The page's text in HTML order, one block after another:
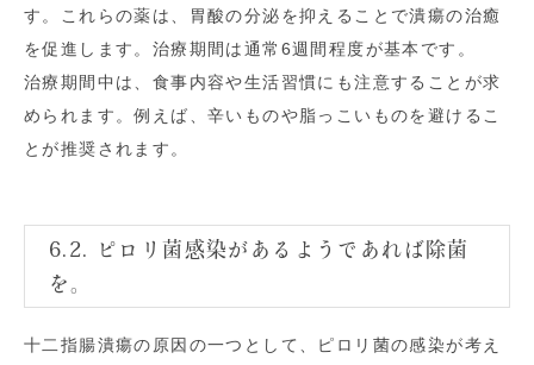
す。これらの薬は、胃酸の分泌を抑えることで潰瘍の治癒
を促進します。治療期間は通常6週間程度が基本です。
治療期間中は、食事内容や生活習慣にも注意することが求
められます。例えば、辛いものや脂っこいものを避けるこ
とが推奨されます。
6.2. ピロリ菌感染があるようであれば除菌
を。
十二指腸潰瘍の原因の一つとして、ピロリ菌の感染が考え